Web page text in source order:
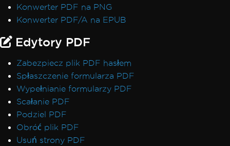
Konwerter PDF na PNG
Konwerter PDF/A na EPUB
Edytory PDF
Zabezpiecz plik PDF hasłem
Spłaszczenie formularza PDF
Wypełnianie formularzy PDF
Scałanie PDF
Podziel PDF
Obróć plik PDF
Usuń strony PDF